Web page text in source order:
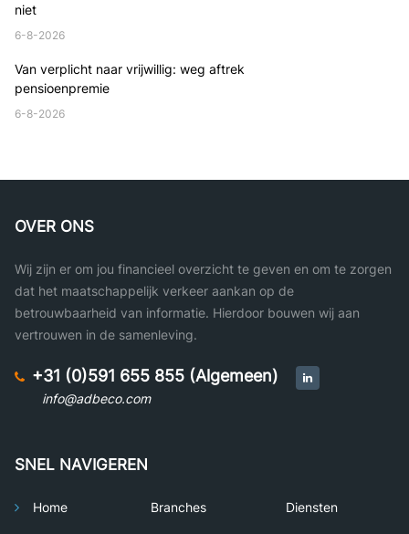
niet
6-8-2026
Van verplicht naar vrijwillig: weg aftrek
pensioenpremie
6-8-2026
OVER ONS
Wij zijn er om jou financieel overzicht te geven en om te zorgen
dat het maatschappelijk verkeer aankan op de
betrouwbaarheid van informatie. Hierdoor bouwen wij aan
vertrouwen in de samenleving.
+31 (0)591 655 855 (Algemeen)
info@adbeco.com
SNEL NAVIGEREN
Home Branches Diensten